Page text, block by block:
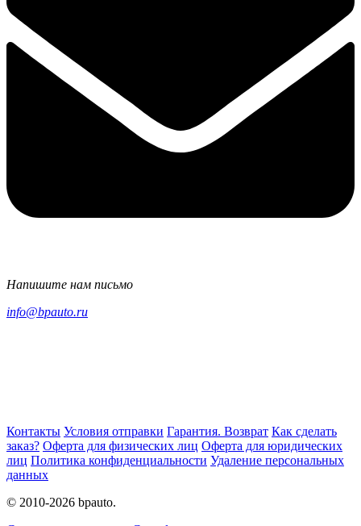
Напишите нам письмо
info@bpauto.ru
Контакты Условия отправки Гарантия. Возврат Как сделать
заказ? Оферта для физических лиц Оферта для юридических
лиц Политика конфиденциальности Удаление персональных
данных
© 2010-2026 bpauto.